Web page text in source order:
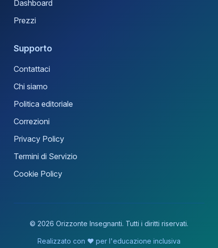
Dashboard
Prezzi
Supporto
Contattaci
Chi siamo
Politica editoriale
Correzioni
Privacy Policy
Termini di Servizio
Cookie Policy
© 2026 Orizzonte Insegnanti. Tutti i diritti riservati.
Realizzato con ❤️ per l'educazione inclusiva